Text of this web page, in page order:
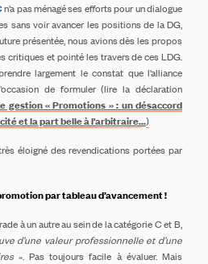
n’a pas ménagé ses efforts pour un dialogue
sans voir avancer les positions de la DG,
présentée, nous avions dès les propos
critiques et pointé les travers de ces LDG.
largement le constat que l’alliance
de formuler(lire la déclaration
gestion « Promotions » : un désaccord
et la part belle à l'arbitraire...)
éloigné des revendications portées par
par tableau d’avancement !
à un autre au sein de la catégorie C et B,
d’une valeur professionnelle et d’une
». Pas toujours facile à évaluer. Mais